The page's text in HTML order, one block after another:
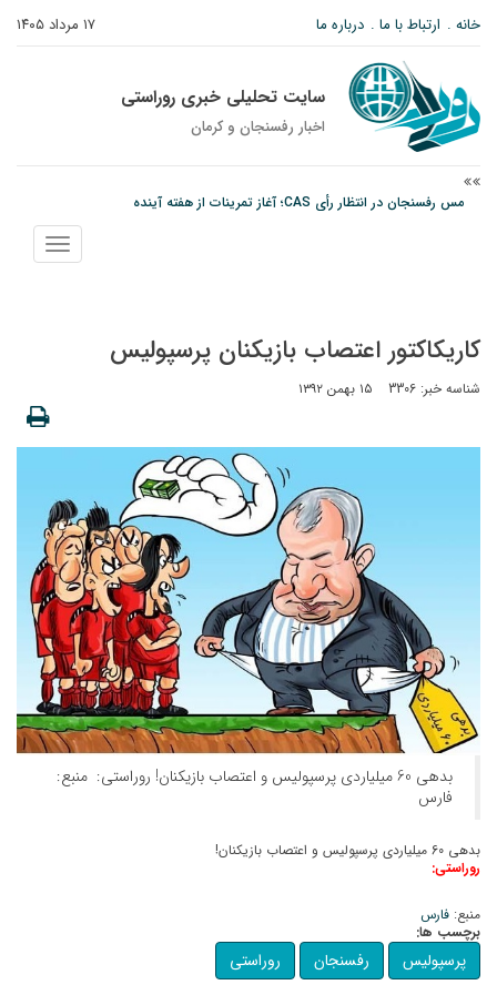
۱۷ مرداد ۱۴۰۵ خانه ارتباط با ما درباره ما
سایت تحلیلی خبری روراستی
اخبار رفسنجان و كرمان
مس رفسنجان در انتظار رأی CAS؛ آغاز تمرینات از هفته آینده
پیام رئیس کل دادگستری استان کرمان به مناسبت ۱۷ مردادماه سالروز شهادت شهید
پیش‌بینی هواشناسی برای استان کرمان؛ از وزش باد و گردوخاک تا رگبار و رعدوبرق
نمایش
منو
کاریکاکتور اعتصاب بازیکنان پرسپولیس
شناسه خبر: 3306 ۱۵ بهمن ۱۳۹۲
بدهی 60 میلیاردی پرسپولیس و اعتصاب بازیکنان! روراستی: منبع:
فارس
بدهی 60 میلیاردی پرسپولیس و اعتصاب بازیکنان!
روراستی:
منبع: فارس
برچسب ها:
پرسپولیس رفسنجان روراستی